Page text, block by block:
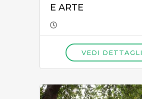
E ARTE
VEDI DETTAGLI